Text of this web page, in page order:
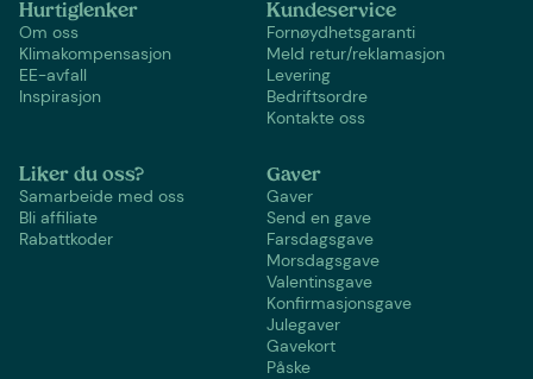
Hurtiglenker
Om oss
Klimakompensasjon
EE-avfall
Inspirasjon
Kundeservice
Fornøydhetsgaranti
Meld retur/reklamasjon
Levering
Bedriftsordre
Kontakte oss
Liker du oss?
Samarbeide med oss
Bli affiliate
Rabattkoder
Gaver
Gaver
Send en gave
Farsdagsgave
Morsdagsgave
Valentinsgave
Konfirmasjonsgave
Julegaver
Gavekort
Påske